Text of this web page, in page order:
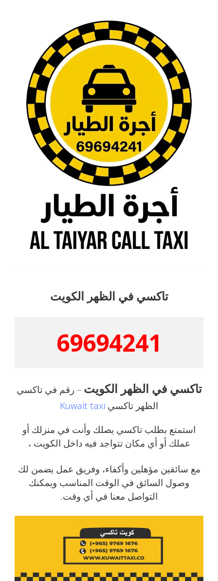
تاكسي في الظهر الكويت
69694241
تاكسي في الظهر الكويت – رقم في تاكسي
الظهر تاكسي Kuwait taxi
استمتع بطلب تاكسي يصلك وأنت في منزلك أو
عملك أو أي مكان تتواجد فيه داخل الكويت ،
مع سائقين مؤهلين وأكفاء، وفريق عمل يضمن لك
وصول السائق في الوقت المناسب ويمكنك
التواصل معنا في أي وقت.